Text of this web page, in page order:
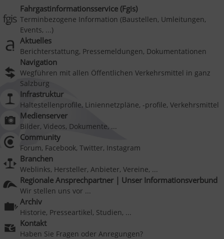
Fahrgastinformationsservice (Fgis)
Terminbezogene Information (Baustellen, Umleitungen,
Events, ...)
Aktuelles
Berichterstattung, Pressemeldungen, Dokumentationen
Navigation
Wegführen mit allen Öffentlichen Verkehrsmittel in ganz
Salzburg
Infrastruktur
Haltestellenprofile, Liniennetzpläne, -profile, Verkehrsmittel
Medienserver
Bilder, Videos, Dokumente, ...
Community
Forum, Facebook, Twitter, Instagram
Branchen
Weblinks, Hersteller, Anbieter, Vereine, ...
Regionale Ansprechpartner | Unser Informationsverbund
Wir stellen uns vor ...
Archiv
Historie, Presseartikel, Studien, ...
Kontakt
Haben Sie Fragen oder Anregungen?